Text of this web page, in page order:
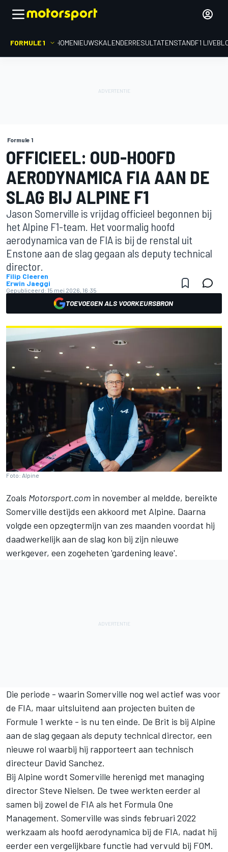
FORMULE 1 HOMENIEUWSKALENDERRESULTATENSTANDF1
Formule 1
OFFICIEEL: OUD-HOOFD
AERODYNAMICA FIA AAN DE
SLAG BIJ ALPINE F1
Jason Somerville is vrijdag officieel begonnen bij
het Alpine F1-team. Het voormalig hoofd
aerodynamica van de FIA is bij de renstal uit
Enstone aan de slag gegaan als deputy technical
director.
Filip Cleeren
Erwin Jaeggi
Gepubliceerd: 15 mei 2026, 16:35
TOEVOEGEN ALS VOORKEURSBRON
Foto: Alpine
Zoals Motorsport.com in november al meldde, bereikte
Somerville destijds een akkoord met Alpine. Daarna
volgde een opzegtermijn van zes maanden voordat hij
daadwerkelijk aan de slag kon bij zijn nieuwe
werkgever, een zogeheten 'gardening leave'.
Die periode - waarin Somerville nog wel actief was voor
de FIA, maar uitsluitend aan projecten buiten de
Formule 1 werkte - is nu ten einde. De Brit is bij Alpine
aan de slag gegaan als deputy technical director, een
nieuwe rol waarbij hij rapporteert aan technisch
directeur David Sanchez.
Bij Alpine wordt Somerville herenigd met managing
director Steve Nielsen. De twee werkten eerder al
samen bij zowel de FIA als het Formula One
Management. Somerville was sinds februari 2022
werkzaam als hoofd aerodynamica bij de FIA, nadat hij
eerder een vergelijkbare functie had vervuld bij FOM.